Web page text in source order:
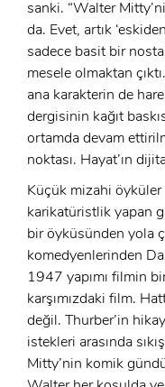
sanki. “Walter
da. Evet, artık
sadece basit bir
mesele olmaktan
ana karakterin de
dergisinin kağıt
ortamda devam
noktası. Hayat’ın
Küçük mizahi
karikatüristlik yapan
bir öyküsünden yola
komedyenlerinden
1947 yapımı filmin
karşımızdaki film.
değil. Thurber’in
istekleri arasında
Mitty’nin komik